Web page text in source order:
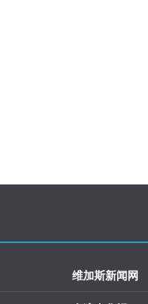
维加斯新闻网